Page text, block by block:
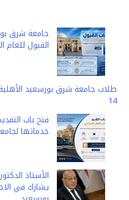
o
k
g
e
r
p
n
k
جامعة شرق
القبول للعام
طلاب جامعة شرق بورسعيد
14
فتح باب
خدماتها
الأستاذ
يشارك في